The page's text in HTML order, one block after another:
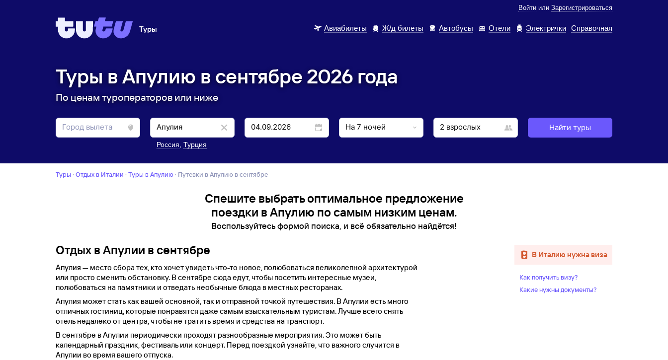
Войти или Зарегистрироваться
Туры Авиабилеты Ж/д билеты Автобусы Отели Электрички Справочная
Туры в Апулию в сентябре 2026 года
По ценам туроператоров или ниже
Россия Турция
Найти туры
Туры · Отдых в Италии · Туры в Апулию · Путевки в Апулию в сентябре
Спешите выбрать оптимальное предложение
поездки в Апулию по самым низким ценам.
Воспользуйтесь формой поиска, и всё обязательно найдётся!
Отдых в Апулии в сентябре
Апулия — место сбора тех, кто хочет увидеть что-то новое, полюбоваться великолепной архитектурой
или просто сменить обстановку. В сентябре сюда едут, чтобы посетить интересные музеи,
полюбоваться на памятники и отведать необычные блюда в местных ресторанах.
Апулия может стать как вашей основной, так и отправной точкой путешествия. В Апулии есть много
отличных гостиниц, которые понравятся даже самым взыскательным туристам. Лучше всего снять
отель недалеко от центра, чтобы не тратить время и средства на транспорт.
В сентябре в Апулии периодически проходят разнообразные мероприятия. Это может быть
календарный праздник, фестиваль или концерт. Перед поездкой узнайте, что важного случится в
Апулии во время вашего отпуска.
в Италию нужна виза
Как получить визу?
Какие нужны документы?